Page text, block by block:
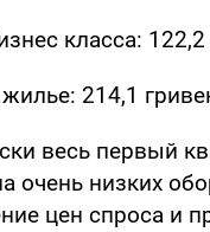
класса:
214,1
весь первый
очень низких
цен спроса и